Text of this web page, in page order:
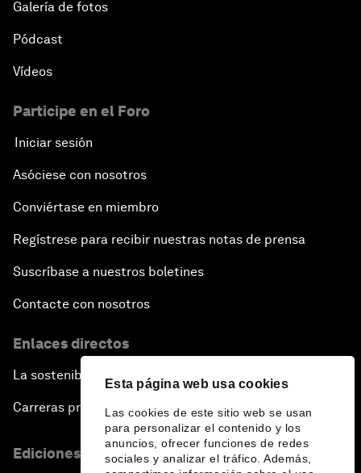
Esta página web usa cookies
Las cookies de este sitio web se usan
para personalizar el contenido y los
anuncios, ofrecer funciones de redes
sociales y analizar el tráfico. Además,
Galería de fotos
Pódcast
Vídeos
Participe en el Foro
Iniciar sesión
Asóciese con nosotros
Conviértase en miembro
Regístrese para recibir nuestras notas de prensa
Suscríbase a nuestros boletines
Contacte con nosotros
Enlaces directos
La sostenibilidad en el Foro
Carreras profesionales
Ediciones en otros idiomas